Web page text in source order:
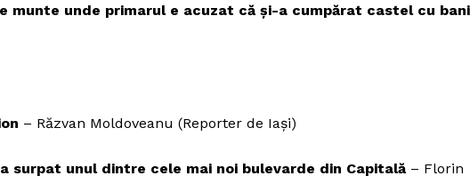
munte unde primarul e acuzat că și-a cumpărat castel cu
– Răzvan Moldoveanu (Reporter de Iași)
surpat unul dintre cele mai noi bulevarde din Capitală – Florin